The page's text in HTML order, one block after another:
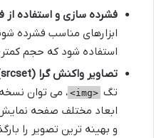
فشرده سازی و استفاده
استفاده شود که حجم
تصاویر واکنش گرا (srcset):
تگ <img>
، می توان
ابعاد مختلف صفحه
و بهینه ترین تصویر را